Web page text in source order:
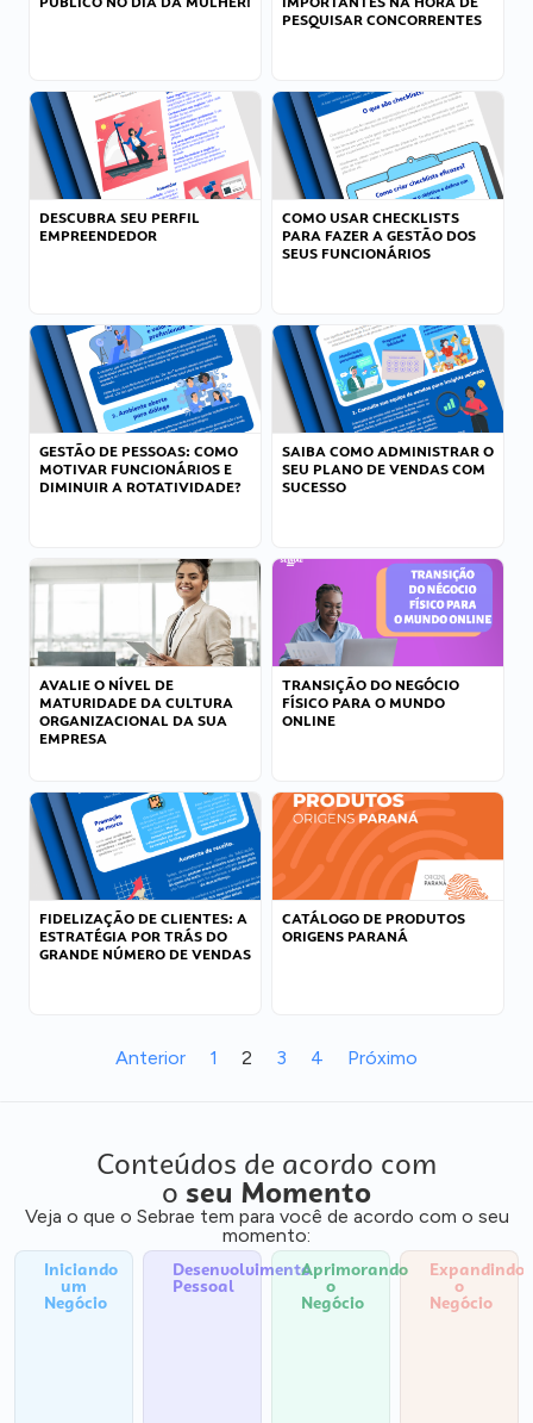
PESQUISAR CONCORRENTES
DESCUBRA SEU PERFIL
EMPREENDEDOR
COMO USAR CHECKLISTS
PARA FAZER A GESTÃO DOS
SEUS FUNCIONÁRIOS
GESTÃO DE PESSOAS: COMO
MOTIVAR FUNCIONÁRIOS E
DIMINUIR A ROTATIVIDADE?
SAIBA COMO ADMINISTRAR O
SEU PLANO DE VENDAS COM
SUCESSO
AVALIE O NÍVEL DE
MATURIDADE DA CULTURA
ORGANIZACIONAL DA SUA
EMPRESA
TRANSIÇÃO DO NEGÓCIO
FÍSICO PARA O MUNDO
ONLINE
FIDELIZAÇÃO DE CLIENTES: A
ESTRATÉGIA POR TRÁS DO
GRANDE NÚMERO DE VENDAS
CATÁLOGO DE PRODUTOS
ORIGENS PARANÁ
Anterior 1 2 3 4 Próximo
Conteúdos de acordo com
o seu Momento
Veja o que o Sebrae tem para você de acordo com o seu
momento:
Iniciando
um
Negócio
Desenvolvimento
Pessoal
Aprimorando
o
Negócio
Expandindo
o
Negócio